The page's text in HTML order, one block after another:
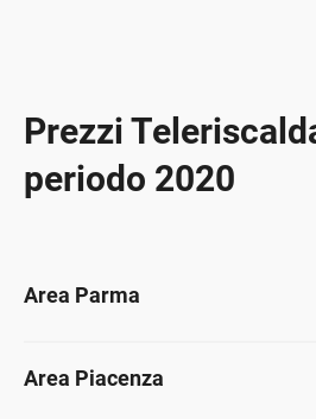
Prezzi
periodo 2020
Area Parma
Area Piacenza